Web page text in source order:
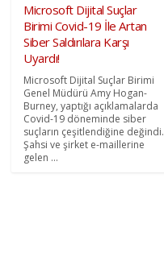
Microsoft Dijital Suçlar
Birimi Covid-19 İle Artan
Siber Saldırılara Karşı
Uyardı!
Microsoft Dijital Suçlar Birimi
Genel Müdürü Amy Hogan-
Burney, yaptığı açıklamalarda
Covid-19 döneminde siber
suçların çeşitlendiğine değindi.
Şahsi ve şirket e-maillerine
gelen ...